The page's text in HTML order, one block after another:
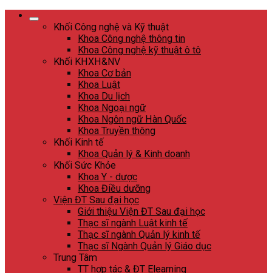
Skip
Khối Công nghệ và Kỹ thuật
Khoa Công nghệ thông tin
Khoa Công nghệ kỹ thuật ô tô
Khối KHXH&NV
Khoa Cơ bản
Khoa Luật
Khoa Du lịch
Khoa Ngoại ngữ
Khoa Ngôn ngữ Hàn Quốc
Khoa Truyền thông
Khối Kinh tế
Khoa Quản lý & Kinh doanh
Khối Sức Khỏe
Khoa Y - dược
Khoa Điều dưỡng
Viện ĐT Sau đại học
Giới thiệu Viện ĐT Sau đại học
Thạc sĩ ngành Luật kinh tế
Thạc sĩ ngành Quản lý kinh tế
Thạc sĩ Ngành Quản lý Giáo dục
Trung Tâm
TT hợp tác & ĐT Elearning